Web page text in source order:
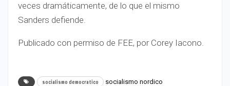
veces dramáticamente, de lo que el mismo
Sanders defiende.
Publicado con permiso de FEE, por Corey Iacono.
socialismo democratico socialismo nordico